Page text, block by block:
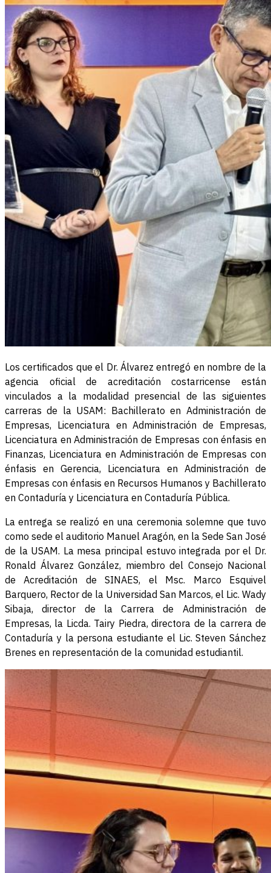
Los certificados que el Dr. Álvarez entregó en nombre de la
agencia oficial de acreditación costarricense están
vinculados a la modalidad presencial de las siguientes
carreras de la USAM: Bachillerato en Administración de
Empresas, Licenciatura en Administración de Empresas,
Licenciatura en Administración de Empresas con énfasis en
Finanzas, Licenciatura en Administración de Empresas con
énfasis en Gerencia, Licenciatura en Administración de
Empresas con énfasis en Recursos Humanos y Bachillerato
en Contaduría y Licenciatura en Contaduría Pública.
La entrega se realizó en una ceremonia solemne que tuvo
como sede el auditorio Manuel Aragón, en la Sede San José
de la USAM. La mesa principal estuvo integrada por el Dr.
Ronald Álvarez González, miembro del Consejo Nacional
de Acreditación de SINAES, el Msc. Marco Esquivel
Barquero, Rector de la Universidad San Marcos, el Lic. Wady
Sibaja, director de la Carrera de Administración de
Empresas, la Licda. Tairy Piedra, directora de la carrera de
Contaduría y la persona estudiante el Lic. Steven Sánchez
Brenes en representación de la comunidad estudiantil.